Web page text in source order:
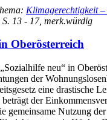
Klimagerechtigkeit
13 - 17, merk.würdig
Oberösterreich
neu“ in
der
eine drastische
der
gemeinsame Nutzung